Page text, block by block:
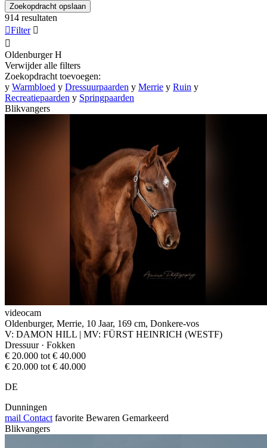
Zoekopdracht opslaan
914 resultaten
Filter 

Oldenburger H
Verwijder alle filters
Zoekopdracht toevoegen:
y Warmbloed y Dressuurpaarden y Merrie y Ruin y
Recreatiepaarden y Springpaarden
Blikvangers
videocam
Oldenburger, Merrie, 10 Jaar, 169 cm, Donkere-vos
V: DAMON HILL | MV: FÜRST HEINRICH (WESTF)
Dressuur · Fokken
€ 20.000 tot € 40.000
€ 20.000 tot € 40.000
DE
Dunningen
mail Contact favorite Bewaren Gemarkeerd
Blikvangers